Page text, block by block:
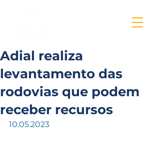
Adial realiza
levantamento das
rodovias que podem
receber recursos
10.05.2023